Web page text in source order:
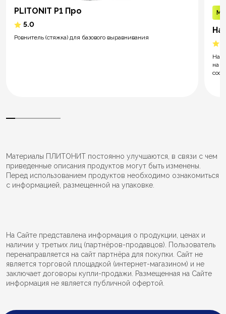
PLITONIT Р1 Про
5.0
Ровнитель (стяжка) для базового выравнивания
на
Материалы ПЛИТОНИТ постоянно улучшаются, в связи с чем
приведенные описания продуктов могут быть изменены.
Перед использованием продуктов необходимо ознакомиться
с информацией, размещенной на упаковке.
На Сайте представлена информация о продукции, ценах и
наличии у третьих лиц (партнёров-продавцов). Пользователь
перенаправляется на сайт партнёра для покупки. Сайт не
является торговой площадкой (интернет-магазином) и не
заключает договоры купли-продажи. Размещенная на Сайте
информация не является публичной офертой.